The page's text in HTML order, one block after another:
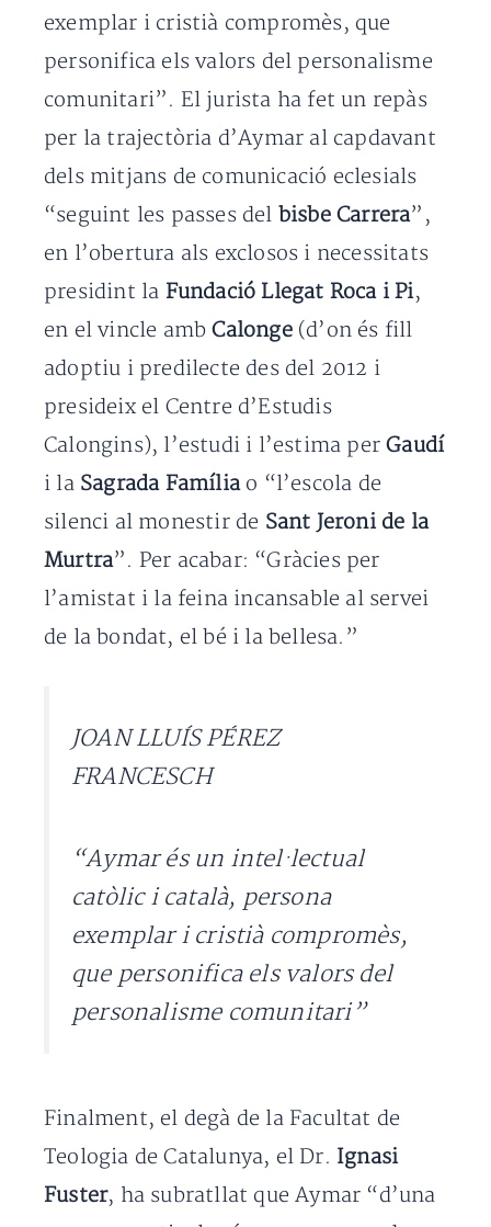
exemplar i cristià compromès, que
personifica els valors del personalisme
comunitari”. El jurista ha fet un repàs
per la trajectòria d’Aymar al capdavant
dels mitjans de comunicació eclesials
“seguint les passes del bisbe Carrera”,
en l’obertura als exclosos i necessitats
presidint la Fundació Llegat Roca i Pi,
en el vincle ambCalonge (d’on és fill
adoptiu i predilecte des del 2012 i
presideix el Centre d’Estudis
Calongins), l’estudi i l’estima perGaudí
i la Sagrada Famíliao “l’escola de
silenci al monestir de Sant Jeroni de la
Murtra”. Per acabar: “Gràcies per
l’amistat i la feina incansable al servei
de la bondat, el bé i la bellesa.”
JOAN LLUÍS PÉREZ
FRANCESCH
“Aymar és un intel·lectual
catòlic i català, persona
exemplar i cristià compromès,
que personifica els valors del
personalisme comunitari”
Finalment, el degà de la Facultat de
Teologia de Catalunya, el Dr. Ignasi
Fuster, ha subratllat que Aymar “d’una